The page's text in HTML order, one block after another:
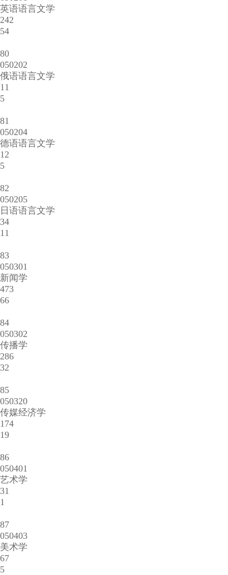
英语语言文学
242
54
80
050202
俄语语言文学
11
5
81
050204
德语语言文学
12
5
82
050205
日语语言文学
34
11
83
050301
新闻学
473
66
84
050302
传播学
286
32
85
050320
传媒经济学
174
19
86
050401
艺术学
31
1
87
050403
美术学
67
5